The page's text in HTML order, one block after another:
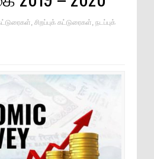
, சிறப்புக் கட்டுரைகள், நடப்புக்